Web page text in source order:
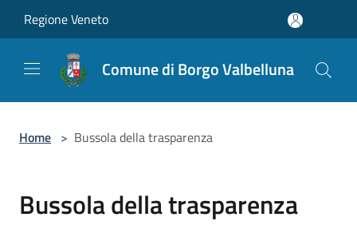
Regione Veneto
Comune di Borgo Valbelluna
Home > Bussola della trasparenza
Bussola della trasparenza